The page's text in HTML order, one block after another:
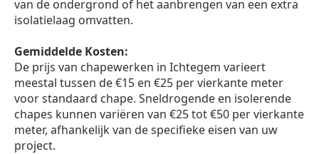
van de ondergrond of het aanbrengen van een extra
isolatielaag omvatten.
Gemiddelde Kosten:
De prijs van chapewerken in Ichtegem varieert
meestal tussen de €15 en €25 per vierkante meter
voor standaard chape. Sneldrogende en isolerende
chapes kunnen variëren van €25 tot €50 per vierkante
meter, afhankelijk van de specifieke eisen van uw
project.